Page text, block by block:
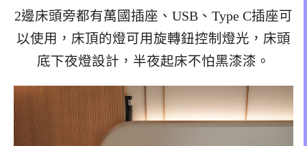
2邊床頭旁都有萬國插座、USB、Type C插座可
以使用，床頂的燈可用旋轉鈕控制燈光，床頭
底下夜燈設計，半夜起床不怕黑漆漆。